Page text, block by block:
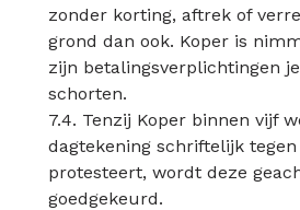
zonder korting, aftrek of
grond dan ook. Koper is
zijn betalingsverplichtingen
schorten.
7.4. Tenzij Koper binnen vijf
dagtekening schriftelijk
protesteert, wordt deze
goedgekeurd.